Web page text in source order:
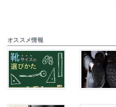
オススメ情報